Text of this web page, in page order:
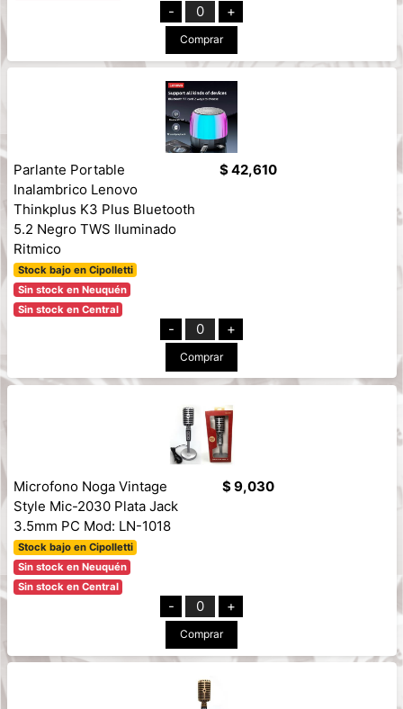
- 0 +
Comprar
Parlante Portable
Inalambrico Lenovo
Thinkplus K3 Plus Bluetooth
5.2 Negro TWS Iluminado
Ritmico
Stock bajo en Cipolletti
Sin stock en Neuquén
Sin stock en Central
$ 42,610
- 0 +
Comprar
Microfono Noga Vintage
Style Mic-2030 Plata Jack
3.5mm PC Mod: LN-1018
Stock bajo en Cipolletti
Sin stock en Neuquén
Sin stock en Central
$ 9,030
- 0 +
Comprar